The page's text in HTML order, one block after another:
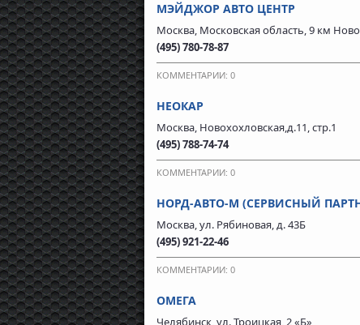
МЭЙДЖОР АВТО ЦЕНТР
Москва, Московская область, 9 км
(495) 780-78-87
КОММЕНТАРИИ: 0
НЕОКАР
Москва, Новохохловская,д.11, стр.1
(495) 788-74-74
КОММЕНТАРИИ: 0
НОРД-АВТО-М (СЕРВИСНЫЙ
Москва, ул. Рябиновая, д. 43Б
(495) 921-22-46
КОММЕНТАРИИ: 0
ОМЕГА
Челябинск, ул. Троицкая, 2 «Б»